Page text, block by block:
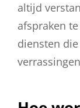
altijd
afspraken
diensten